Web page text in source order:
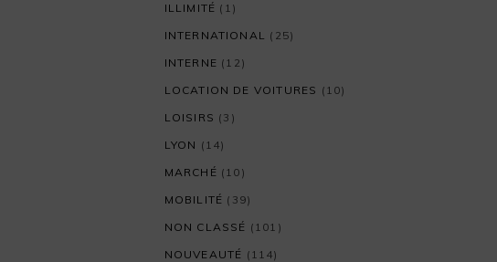
ILLIMITÉ (1)
INTERNATIONAL (25)
INTERNE (12)
LOCATION DE VOITURES (10)
LOISIRS (3)
LYON (14)
MARCHÉ (10)
MOBILITÉ (39)
NON CLASSÉ (101)
NOUVEAUTÉ (114)